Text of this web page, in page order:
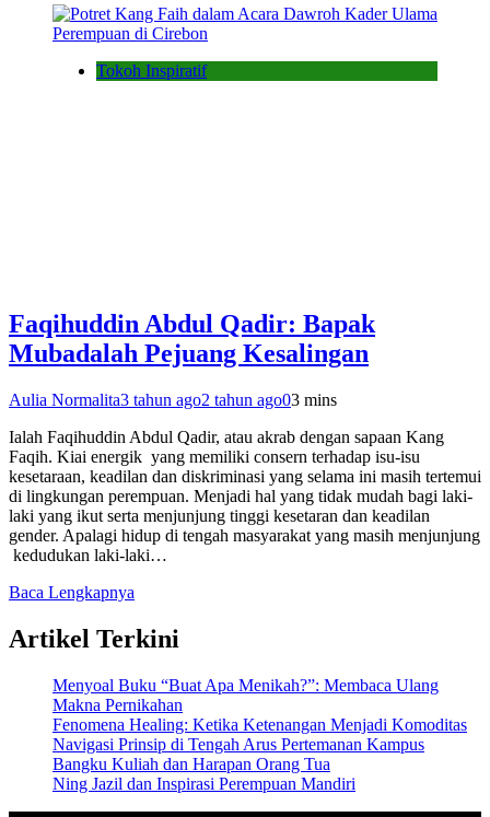
Tokoh Inspiratif
Faqihuddin Abdul Qadir: Bapak
Mubadalah Pejuang Kesalingan
Aulia Normalita3 tahun ago2 tahun ago03 mins
Ialah Faqihuddin Abdul Qadir, atau akrab dengan sapaan Kang
Faqih. Kiai energik yang memiliki consern terhadap isu-isu
kesetaraan, keadilan dan diskriminasi yang selama ini masih tertemui
di lingkungan perempuan. Menjadi hal yang tidak mudah bagi laki-
laki yang ikut serta menjunjung tinggi kesetaran dan keadilan
gender. Apalagi hidup di tengah masyarakat yang masih menjunjung
kedudukan laki-laki…
Baca Lengkapnya
Artikel Terkini
Menyoal Buku “Buat Apa Menikah?”: Membaca Ulang
Makna Pernikahan
Fenomena Healing: Ketika Ketenangan Menjadi Komoditas
Navigasi Prinsip di Tengah Arus Pertemanan Kampus
Bangku Kuliah dan Harapan Orang Tua
Ning Jazil dan Inspirasi Perempuan Mandiri